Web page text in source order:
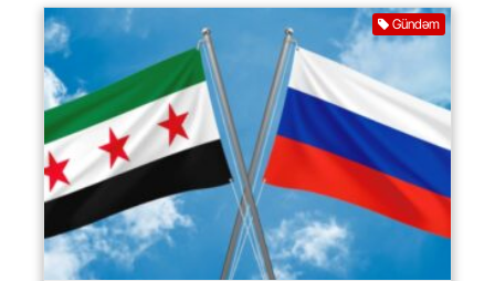
Gündəm